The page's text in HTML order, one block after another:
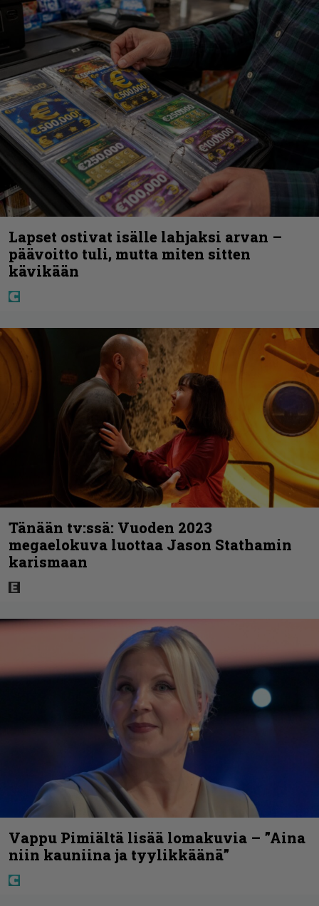
Lapset ostivat isälle lahjaksi arvan –
päävoitto tuli, mutta miten sitten
kävikään
Tänään tv:ssä: Vuoden 2023
megaelokuva luottaa Jason Stathamin
karismaan
Vappu Pimiältä lisää lomakuvia – ”Aina
niin kauniina ja tyylikkäänä”